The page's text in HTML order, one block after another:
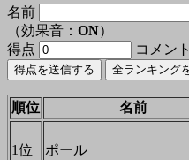
名前
（効果音： ON）
得点
コメント
順位 名前
1位 ポール